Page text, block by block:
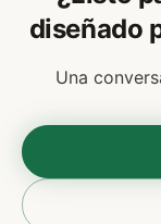
diseñado
Una